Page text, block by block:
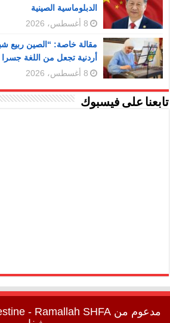
الدبلوماسية الصينية
8 أغسطس، 2026
مقالة خاصة: “الصين ربيع
أردنية تجعل من اللغة جسرا
8 أغسطس، 2026
تابعنا على فيسبوك
مدعوم من - Ramallah SHFA